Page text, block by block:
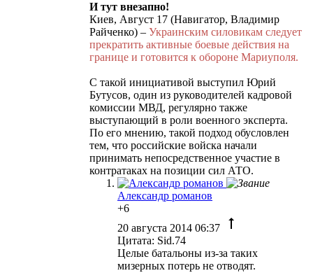
И тут внезапно!
Киев, Август 17 (Навигатор, Владимир
Райченко) – Украинским силовикам следует
прекратить активные боевые действия на
границе и готовится к обороне Мариуполя.
С такой инициативой выступил Юрий
Бутусов, один из руководителей кадровой
комиссии МВД, регулярно также
выступающий в роли военного эксперта.
По его мнению, такой подход обусловлен
тем, что российские войска начали
принимать непосредственное участие в
контратаках на позиции сил АТО.
Александр романов
+6
20 августа 2014 06:37
Цитата: Sid.74
Целые батальоны из-за таких
мизерных потерь не отводят.